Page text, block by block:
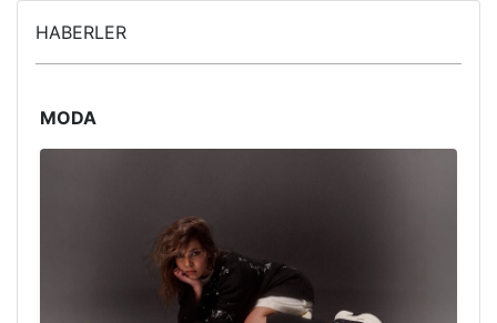
HABERLER
MODA